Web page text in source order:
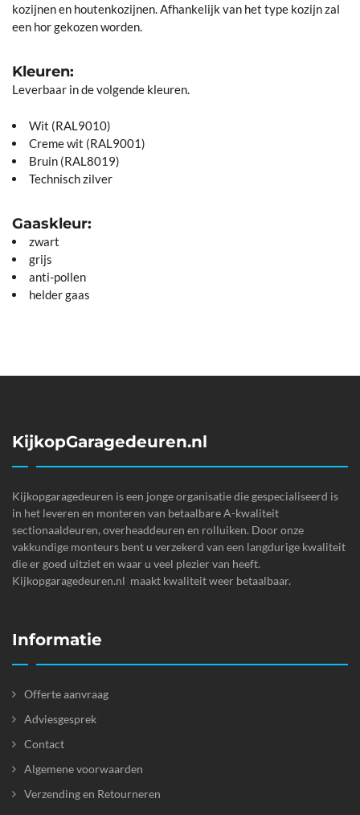
kozijnen en houtenkozijnen. Afhankelijk van het type kozijn zal
een hor gekozen worden.
Kleuren:
Leverbaar in de volgende kleuren.
Wit (RAL9010)
Creme wit (RAL9001)
Bruin (RAL8019)
Technisch zilver
Gaaskleur:
zwart
grijs
anti-pollen
helder gaas
KijkopGaragedeuren.nl
Kijkopgaragedeuren is een jonge organisatie die gespecialiseerd is
in het leveren en monteren van betaalbare A-kwaliteit
sectionaaldeuren, overheaddeuren en rolluiken. Door onze
vakkundige monteurs bent u verzekerd van een langdurige kwaliteit
die er goed uitziet en waar u veel plezier van heeft.
Kijkopgaragedeuren.nl maakt kwaliteit weer betaalbaar.
Informatie
Offerte aanvraag
Adviesgesprek
Contact
Algemene voorwaarden
Verzending en Retourneren